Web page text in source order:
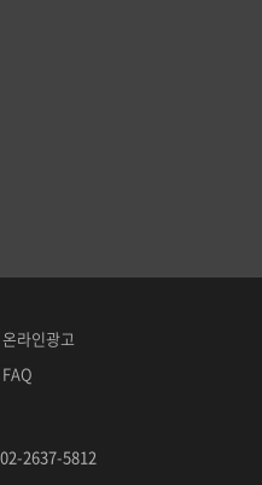
온라인광고
FAQ
2637-5812